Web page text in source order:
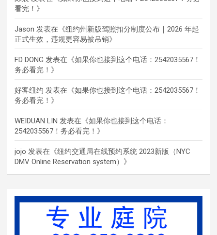
看完！ 》
Jason 发表在《纽约州新版驾照扣分制度公布｜2026 年起
正式生效，违规更容易被吊销》
FD DONG 发表在《如果你也接到这个电话：2542035567！
务必看完！ 》
好客纽约 发表在《如果你也接到这个电话：2542035567！
务必看完！ 》
WEIDUAN LIN 发表在《如果你也接到这个电话：
2542035567！务必看完！ 》
jojo 发表在《纽约交通局在线预约系统 2023新版（NYC
DMV Online Reservation system） 》